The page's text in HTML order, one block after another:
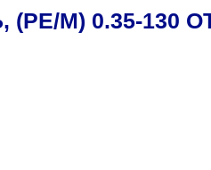
М) 0.35-130